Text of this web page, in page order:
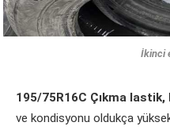
İkinci
195/75R16C Çıkma lastik,
ve kondisyonu oldukça